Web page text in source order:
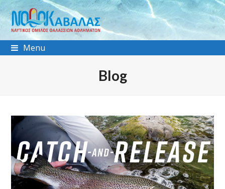
Menu
Blog